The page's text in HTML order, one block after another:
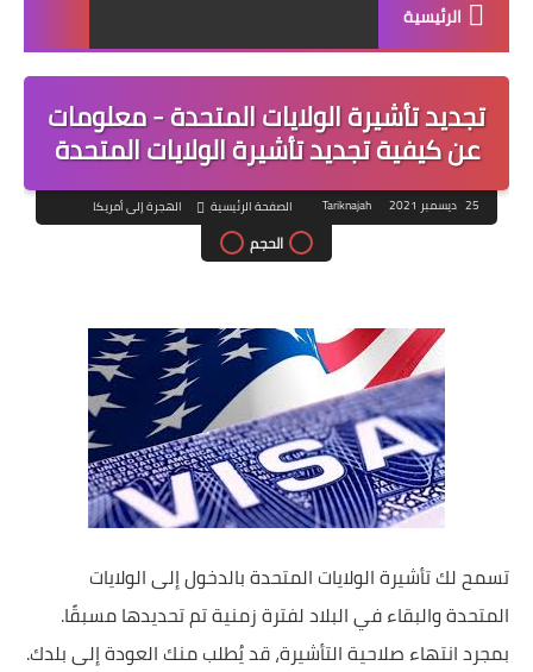
الرئيسية
تجديد تأشيرة الولايات المتحدة - معلومات
عن كيفية تجديد تأشيرة الولايات المتحدة
25 ديسمبر 2021 Tariknajah الصفحة الرئيسية الهجرة إلى أمريكا
الحجم
تسمح لك تأشيرة الولايات المتحدة بالدخول إلى الولايات
المتحدة والبقاء في البلاد لفترة زمنية تم تحديدها مسبقًا.
بمجرد انتهاء صلاحية التأشيرة، قد يُطلب منك العودة إلى بلدك.